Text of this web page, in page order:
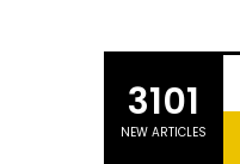
3101
NEW ARTICLES